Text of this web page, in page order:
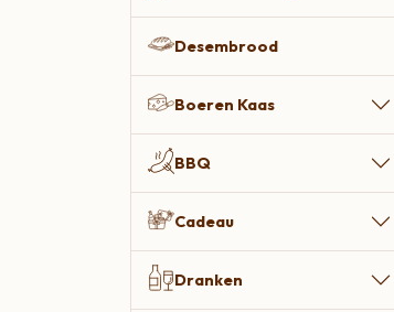
Cadeau
Dranken
Groente & Fruit
Lifestyle
Snacks & Borrel
Desembrood
Boeren Kaas
BBQ
Cadeau
Dranken